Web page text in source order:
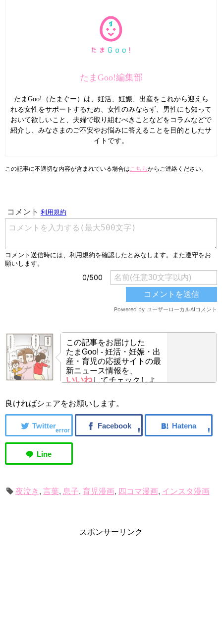
たまGoo!編集部
たまGoo!（たまぐー）は、妊活、妊娠、出産をこれから迎えら
れる女性をサポートするため、女性のみならず、男性にも知って
おいて欲しいこと、夫婦で取り組むべきことなどをコラムなどで
紹介し、みなさまのご不安やお悩みに答えることを目的としたサ
イトです。
この記事に不適切な内容が含まれている場合はこちらからご連絡ください。
この記事をお届けした
たまGoo! - 妊活・妊娠・出
産・育児の応援サイトの最
新ニュース情報を、
いいねしてチェックしよ
良ければシェアをお願いします。
error
夜泣き , 言葉, 息子, 育児漫画, 四コマ漫画, インスタ漫画
スポンサーリンク